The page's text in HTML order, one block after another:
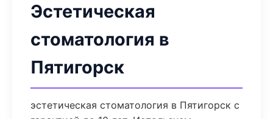
Эстетическая
стоматология в
Пятигорск
эстетическая стоматология в Пятигорск с